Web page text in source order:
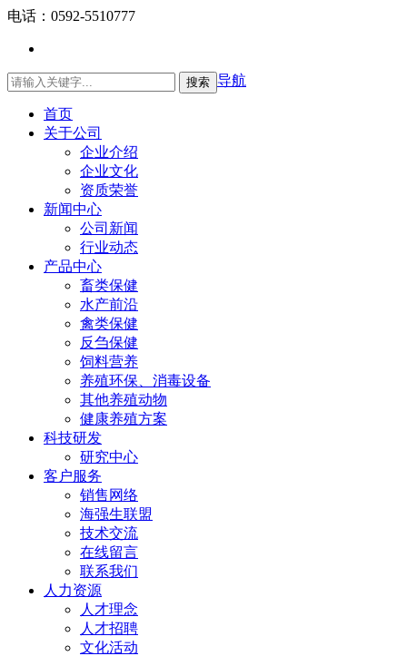
电话：0592-5510777
搜索 导航
首页
关于公司
企业介绍
企业文化
资质荣誉
新闻中心
公司新闻
行业动态
产品中心
畜类保健
水产前沿
禽类保健
反刍保健
饲料营养
养殖环保、消毒设备
其他养殖动物
健康养殖方案
科技研发
研究中心
客户服务
销售网络
海强生联盟
技术交流
在线留言
联系我们
人力资源
人才理念
人才招聘
文化活动